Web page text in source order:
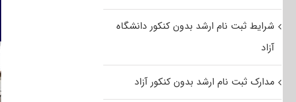
شرایط ثبت نام ارشد بدون کنکور دانشگاه
آزاد
مدارک ثبت نام ارشد بدون کنکور آزاد